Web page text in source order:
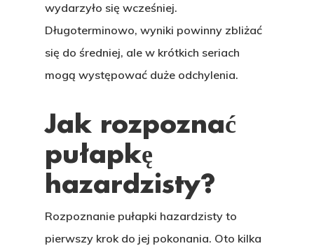
wydarzyło się wcześniej.
Długoterminowo, wyniki powinny zbliżać
się do średniej, ale w krótkich seriach
mogą występować duże odchylenia.
Jak rozpoznać
pułapkę
hazardzisty?
Rozpoznanie pułapki hazardzisty to
pierwszy krok do jej pokonania. Oto kilka